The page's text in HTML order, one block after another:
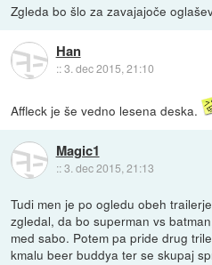
Zgleda bo šlo za zavajajoče
Han
::3. dec 2015, 21:10
Affleck je še vedno lesena deska.
Magic1
::3. dec 2015, 21:13
Tudi men je po ogledu obeh
zgledal, da bo superman vs
med sabo. Potem pa pride drug
kmalu beer buddya ter se skupaj